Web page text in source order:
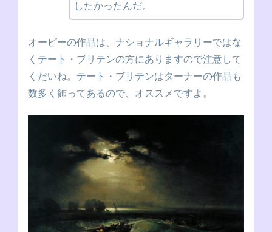
したかったんだ。
オーピーの作品は、ナショナルギャラリーではな
くテート・ブリテンの方にありますので注意して
くだいね。テート・ブリテンはターナーの作品も
数多く飾ってあるので、オススメですよ。